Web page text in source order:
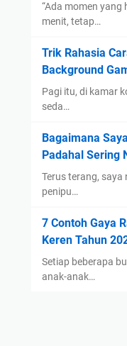
“Ada momen
menit, tetap…
Trik Rahasia
Background
Pagi itu, di kamar
seda…
Bagaimana
Padahal Sering
Terus terang,
penipu…
7 Contoh Gaya
Keren Tahun
Setiap beberapa
anak-anak…